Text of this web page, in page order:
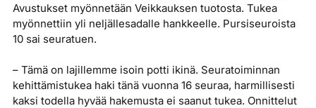
Avustukset myönnetään Veikkauksen tuotosta. Tukea
myönnettiin yli neljällesadalle hankkeelle. Pursiseuroista
10 sai seuratuen.
– Tämä on lajillemme isoin potti ikinä. Seuratoiminnan
kehittämistukea haki tänä vuonna 16 seuraa, harmillisesti
kaksi todella hyvää hakemusta ei saanut tukea. Onnittelut